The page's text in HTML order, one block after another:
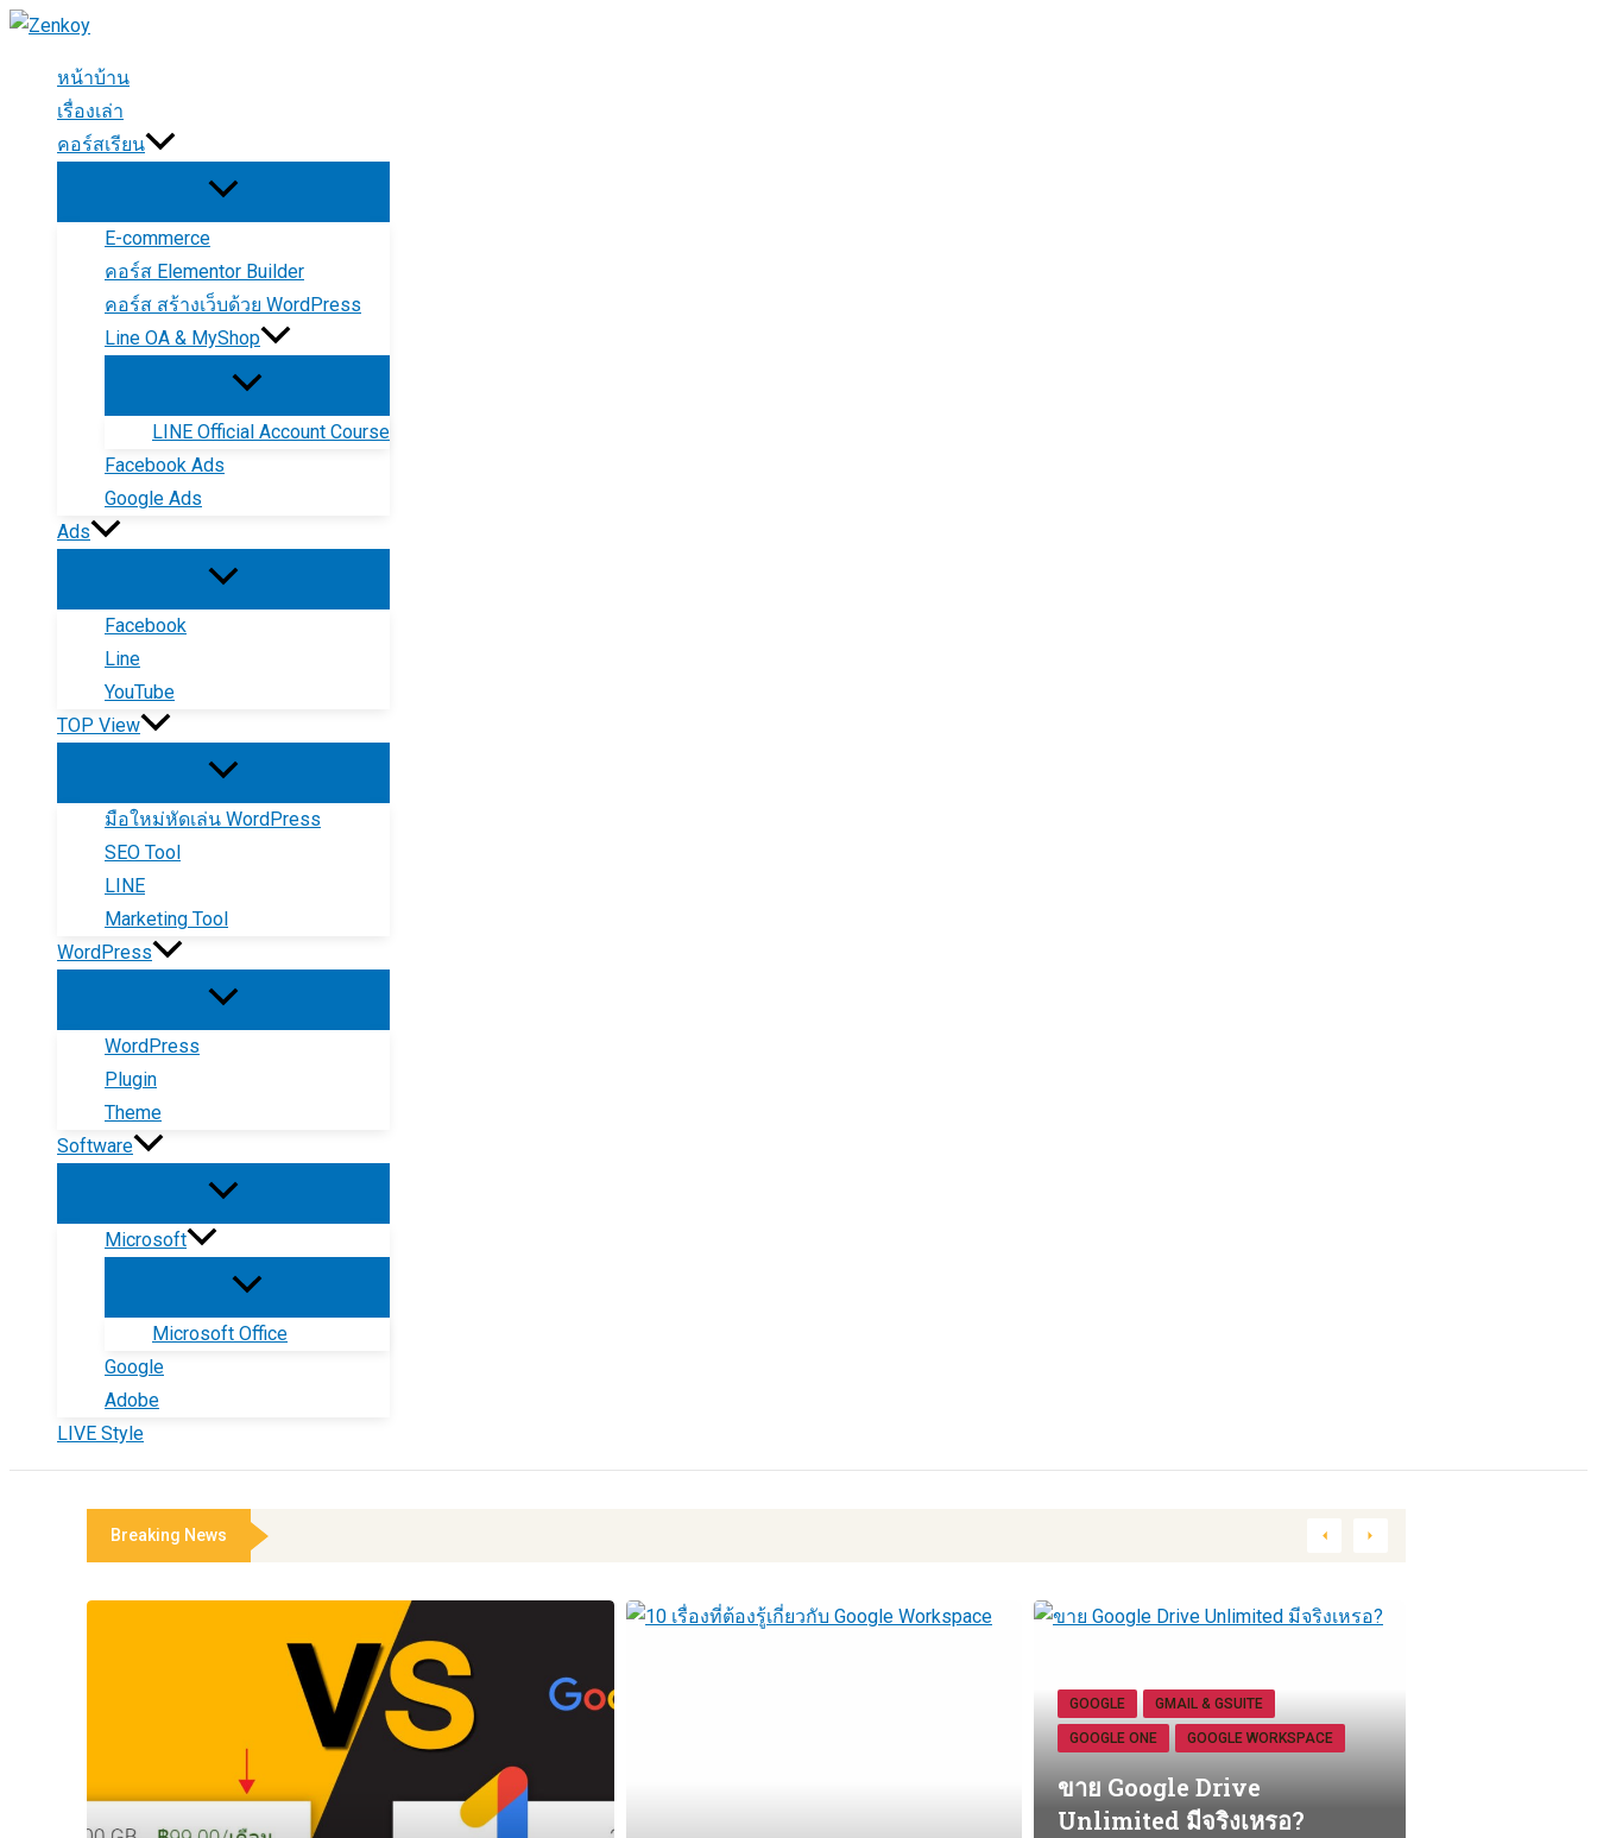
Skip
content
หน้าบ้าน
เรื่องเล่า
คอร์สเรียน
E-commerce
คอร์ส Elementor Builder
คอร์ส สร้างเว็บด้วย WordPress
Line OA & MyShop
LINE Official Account Course
Facebook Ads
Google Ads
Ads
Facebook
Line
YouTube
TOP View
มือใหม่หัดเล่น WordPress
SEO Tool
LINE
Marketing Tool
WordPress
WordPress
Plugin
Theme
Software
Microsoft
Microsoft Office
Google
Adobe
LIVE Style
Breaking News
GOOGLE GMAIL & GSUITE
GOOGLE ONE GOOGLE WORKSPACE
ขาย Google Drive
Unlimited มีจริงเหรอ?